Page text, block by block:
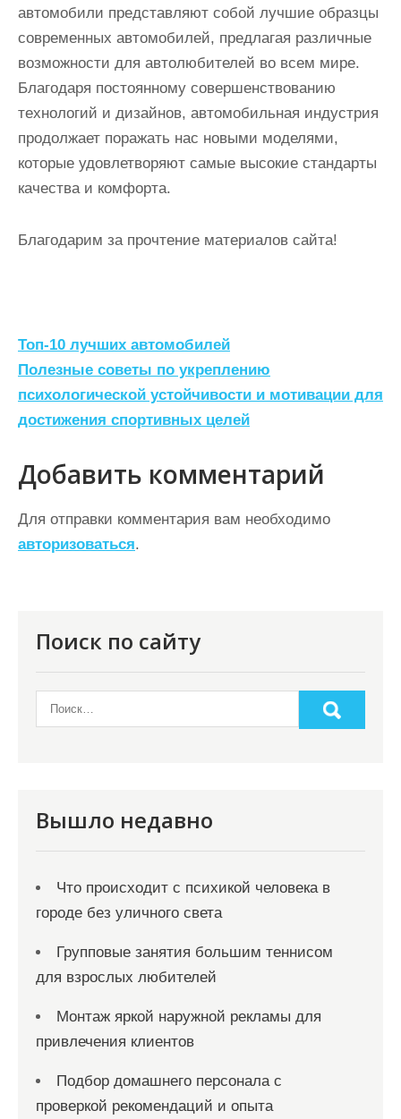
автомобили представляют собой лучшие образцы
современных автомобилей, предлагая различные
возможности для автолюбителей во всем мире.
Благодаря постоянному совершенствованию
технологий и дизайнов, автомобильная индустрия
продолжает поражать нас новыми моделями,
которые удовлетворяют самые высокие стандарты
качества и комфорта.
Благодарим за прочтение материалов сайта!
Н
а
в
и
г
а
ц
и
м
Топ-10 лучших автомобилей
Полезные советы по укреплению
психологической устойчивости и мотивации для
достижения спортивных целей
Добавить комментарий
Для отправки комментария вам необходимо
авторизоваться.
Поиск по сайту
Вышло недавно
Что происходит с психикой человека в
городе без уличного света
Групповые занятия большим теннисом
для взрослых любителей
Монтаж яркой наружной рекламы для
привлечения клиентов
Подбор домашнего персонала с
проверкой рекомендаций и опыта